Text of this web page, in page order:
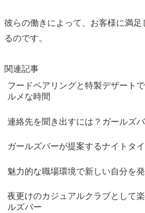
彼らの働きによって、お客様に満
るのです。
関連記事
フードペアリングと特製デザート
ルメな時間
連絡先を聞き出すには？ガールズ
ガールズバーが提案するナイトタ
魅力的な職場環境で新しい自分を
夜更けのカジュアルクラブとして
ルズバー